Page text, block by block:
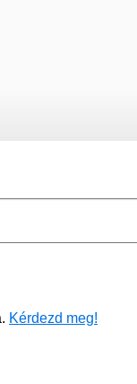
Kérdezd meg!